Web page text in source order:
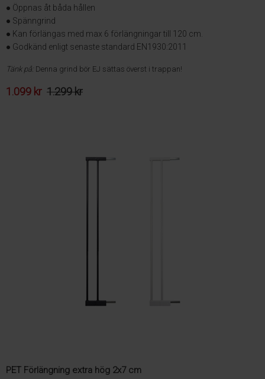
● Öppnas åt båda hållen
● Spänngrind
● Kan förlängas med max 6 förlängningar till 120 cm.
● Godkänd enligt senaste standard EN1930:2011
Tänk på: Denna grind bör EJ sättas överst i trappan!
1.099 kr 1.299 kr
PET Förlängning extra hög 2x7 cm